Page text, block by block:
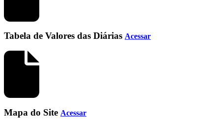
Tabela de Valores das Diárias Acessar
Mapa do Site Acessar